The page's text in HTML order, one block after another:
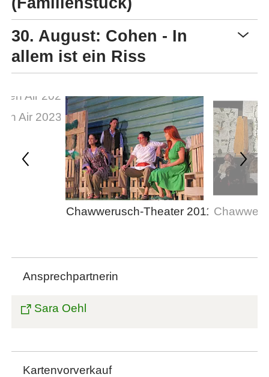
30. August: Cohen - In
allem ist ein Riss
Air 2023
Chawwerusch-Theater 2011
Ansprechpartnerin
Sara Oehl
Kartenvorverkauf